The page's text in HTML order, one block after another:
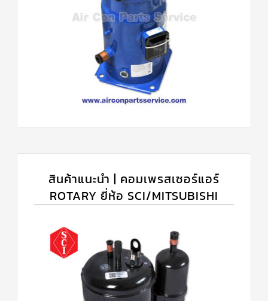
สินค้าแนะนำ | คอมเพรสเซอร์แอร์
ROTARY ยี่ห้อ SCI/MITSUBISHI